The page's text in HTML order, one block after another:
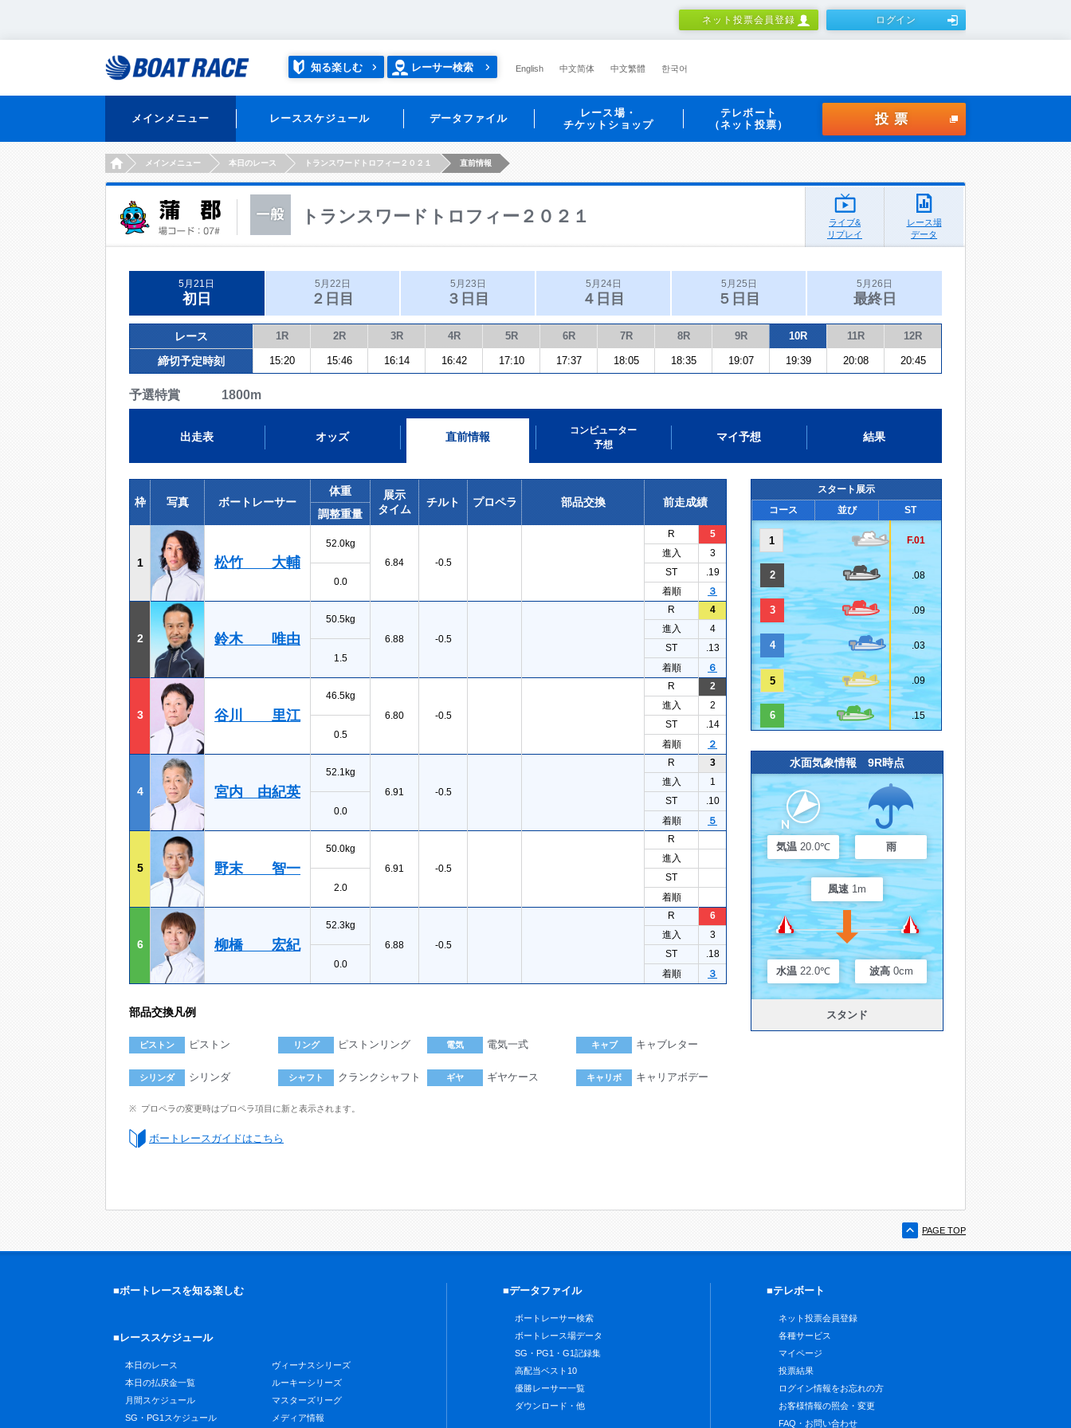
ネット投票会員登録 ログイン
知る楽しむ レーサー検索 English 中文简体 中文繁體 한국어
メインメニュー レーススケジュール データファイル
レース場・
チケットショップ
テレボート
（ネット投票）
投票
HOMEメインメニュー 本日のレース トランスワードトロフィー２０２１ 直前情報
トランスワードトロフィー２０２１
ライブ&
リプレイ
レース場
データ
5月21日
初日
5月22日
２日目
5月23日
３日目
5月24日
４日目
5月25日
５日目
5月26日
最終日
レース 1R 2R 3R 4R 5R 6R 7R 8R 9R 10R 11R 12R
締切予定時刻 15:20 15:46 16:14 16:42 17:10 17:37 18:05 18:35 19:07 19:39 20:08 20:45
予選特賞 1800m
出走表 オッズ 直前情報
コンピューター
予想
マイ予想 結果
枠 写真 ボートレーサー
体重
展示
タイム
チルト プロペラ 部品交換
前走成績
調整重量
1 松竹 大輔
52.0kg
6.84
-0.5
R
5
進入
3
0.0
ST
.19
着順
３
2 鈴木 唯由
50.5kg
6.88
-0.5
R
4
進入
4
1.5
ST
.13
着順
６
3 谷川 里江
46.5kg
6.80
-0.5
R
2
進入
2
0.5
ST
.14
着順
２
4 宮内 由紀英
52.1kg
6.91
-0.5
R
3
進入
1
0.0
ST
.10
着順
５
5 野末 智一
50.0kg
6.91
-0.5
R
進入
2.0
ST
着順
6 柳橋 宏紀
52.3kg
6.88
-0.5
R
6
進入
3
0.0
ST
.18
着順
３
部品交換凡例
ピストン ピストン リング ピストンリング 電気 電気一式 キャブ キャブレター
シリンダ シリンダ シャフト クランクシャフト ギヤ ギヤケース キャリボ キャリアボデー
プロペラの変更時はプロペラ項目に新と表示されます。
ボートレースガイドはこちら
スタート展示
コース
並び ST
1 F.01
2 .08
3 .09
4 .03
5 .09
6 .15
水面気象情報 9R時点
気温 20.0℃ 雨
風速 1m
水温 22.0℃ 波高 0cm
スタンド
PAGE TOP
■ボートレースを知る楽しむ
■レーススケジュール
本日のレース
本日の払戻金一覧
月間スケジュール
SG・PG1スケジュール
ヴィーナスシリーズ
ルーキーシリーズ
マスターズリーグ
メディア情報
■データファイル
ボートレーサー検索
ボートレース場データ
SG・PG1・G1記録集
高配当ベスト10
優勝レーサー一覧
ダウンロード・他
■テレボート
ネット投票会員登録
各種サービス
マイページ
投票結果
ログイン情報をお忘れの方
お客様情報の照会・変更
FAQ・お問い合わせ